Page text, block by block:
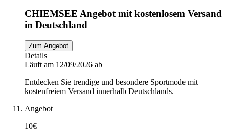
CHIEMSEE Angebot mit kostenlosem Versand
in Deutschland
Zum Angebot
Details
Läuft am 12/09/2026 ab
Entdecken Sie trendige und besondere Sportmode mit
kostenfreiem Versand innerhalb Deutschlands.
Angebot
10€